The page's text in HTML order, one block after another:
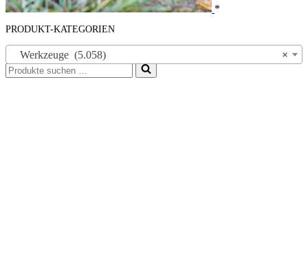
*
PRODUKT-KATEGORIEN
×
Werkzeuge (5.058)
Suchen
nach …